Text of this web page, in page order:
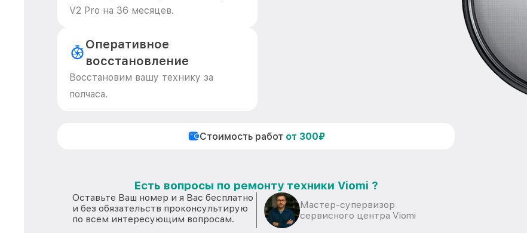
V2 Pro на 36 месяцев.
Оперативное
восстановление
Восстановим вашу технику за
полчаса.
Стоимость работ от 300₽
Есть вопросы по ремонту техники Viomi ?
Оставьте Ваш номер и я Вас бесплатно
и без обязательств проконсультирую
по всем интересующим вопросам.
Мастер-супервизор
сервисного центра Viomi